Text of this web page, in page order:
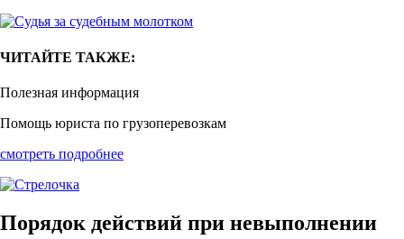
ЧИТАЙТЕ ТАКЖЕ:
Полезная информация
Помощь юриста по грузоперевозкам
смотреть подробнее
Порядок действий при невыполнении